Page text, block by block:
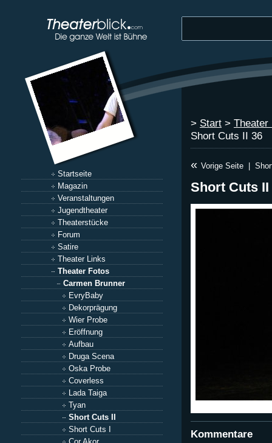
Startseite
Magazin
Veranstaltungen
Jugendtheater
Theaterstücke
Forum
Satire
Theater Links
Theater Fotos
Carmen Brunner
EvryBaby
Dekorprägung
Wier Probe
Eröffnung
Aufbau
Druga Scena
Oska Probe
Coverless
Lada Taiga
Tyan
Short Cuts II
Short Cuts I
> Start > Theater
Short Cuts II 36
« Vorige Seite
Short Cuts II
Kommentare